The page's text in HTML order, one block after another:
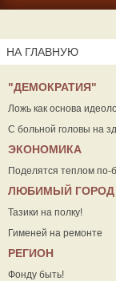
НА ГЛАВНУЮ
"ДЕМОКРАТИЯ"
Ложь как основа
С больной головы на
ЭКОНОМИКА
Поделятся теплом по-
ЛЮБИМЫЙ ГОРОД
Тазики на полку!
Гименей на ремонте
РЕГИОН
Фонду быть!